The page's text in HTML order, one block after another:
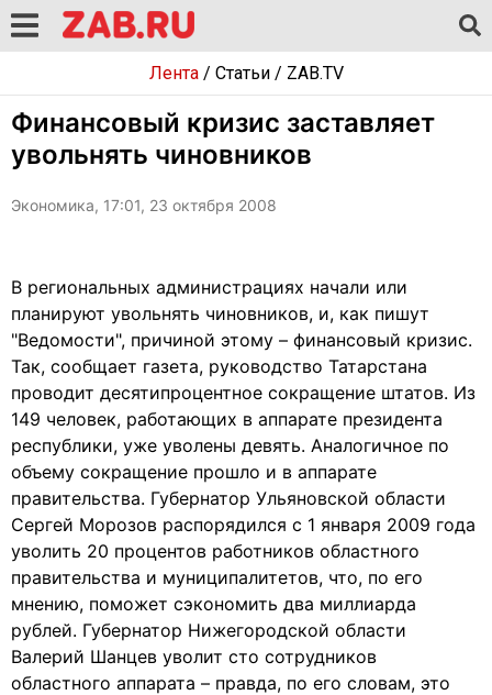
Лента/ Статьи/ ZAB.TV
Финансовый кризис заставляет
увольнять чиновников
Экономика, 17:01, 23 октября 2008
В региональных администрациях начали или
планируют увольнять чиновников, и, как пишут
"Ведомости", причиной этому – финансовый кризис.
Так, сообщает газета, руководство Татарстана
проводит десятипроцентное сокращение штатов. Из
149 человек, работающих в аппарате президента
республики, уже уволены девять. Аналогичное по
объему сокращение прошло и в аппарате
правительства. Губернатор Ульяновской области
Сергей Морозов распорядился с 1 января 2009 года
уволить 20 процентов работников областного
правительства и муниципалитетов, что, по его
мнению, поможет сэкономить два миллиарда
рублей. Губернатор Нижегородской области
Валерий Шанцев уволит сто сотрудников
областного аппарата – правда, по его словам, это